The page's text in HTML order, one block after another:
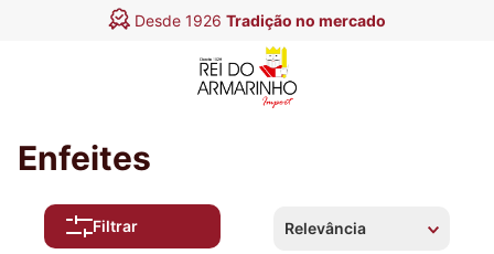
Desde 1926 Tradição no mercado
Enfeites
Filtrar Relevância